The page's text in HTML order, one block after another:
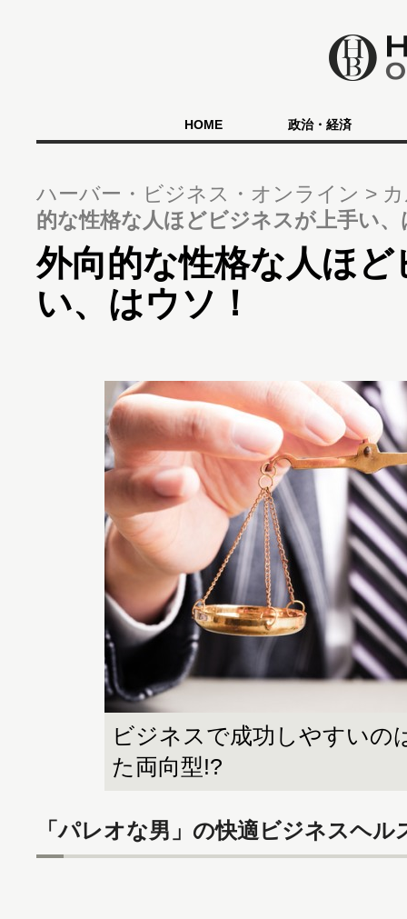
HOME 政治・経済
ハーバー・ビジネス・オンライン
的な性格な人ほどビジネスが上手い
外向的な性格な人ほ
い、はウソ！
ビジネスで成功しやすいの
た両向型!?
「パレオな男」の快適ビジネスヘル